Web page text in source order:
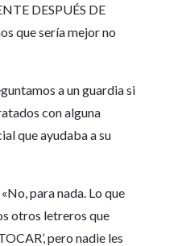
DESPUÉS DE
que sería mejor no
a un guardia si
con alguna
que ayudaba a su
para nada. Lo que
otros letreros que
pero nadie les